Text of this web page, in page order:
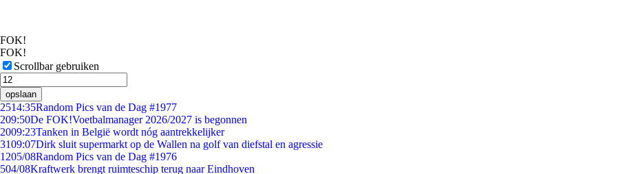
FOK!
FOK!
Scrollbar gebruiken
opslaan
2514:35Random Pics van de Dag #1977
209:50De FOK!Voetbalmanager 2026/2027 is begonnen
2009:23Tanken in België wordt nóg aantrekkelijker
3109:07Dirk sluit supermarkt op de Wallen na golf van diefstal en agressie
1205/08Random Pics van de Dag #1976
504/08Kraftwerk brengt ruimteschip terug naar Eindhoven